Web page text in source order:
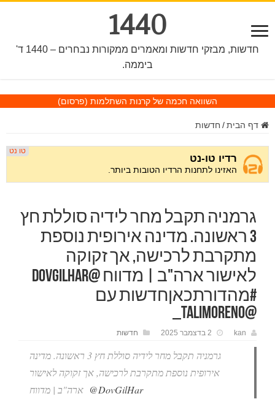
1440
חדשות, מבזקי חדשות ומאמרים ממקורות נבחרים – 1440 ד'
ביממה.
השוואה חכמה של קרנות השתלמות (פרסום)
דף הבית / חדשות
גרמניה תקבל מחר לידיה סוללת חץ
3 ראשונה. מדינה אירופית נוספת
מתקרבת לרכישה, אך זקוקה
לאישור ארה"ב | מדווח @DovGilHar
#מהדורתכאןחדשות עם
@TaliMoreno_
kan 2 בדצמבר 2025 חדשות
גרמניה תקבל מחר לידיה סוללת חץ 3 ראשונה. מדינה
אירופית נוספת מתקרבת לרכישה, אך זקוקה לאישור
@DovGilHar